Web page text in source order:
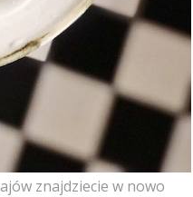
znajdziecie w nowo